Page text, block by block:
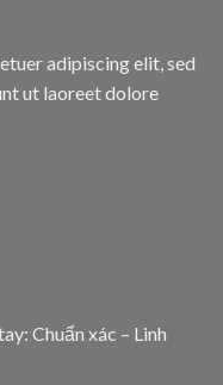
adipiscing elit, sed
ut laoreet dolore
Chuẩn xác – Linh